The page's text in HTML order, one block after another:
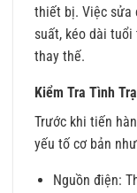
thiết bị. Việc sửa
suất, kéo dài
thay thế.
Kiểm Tra Tình
Trước khi tiến
yếu tố cơ bản
Nguồn điện: